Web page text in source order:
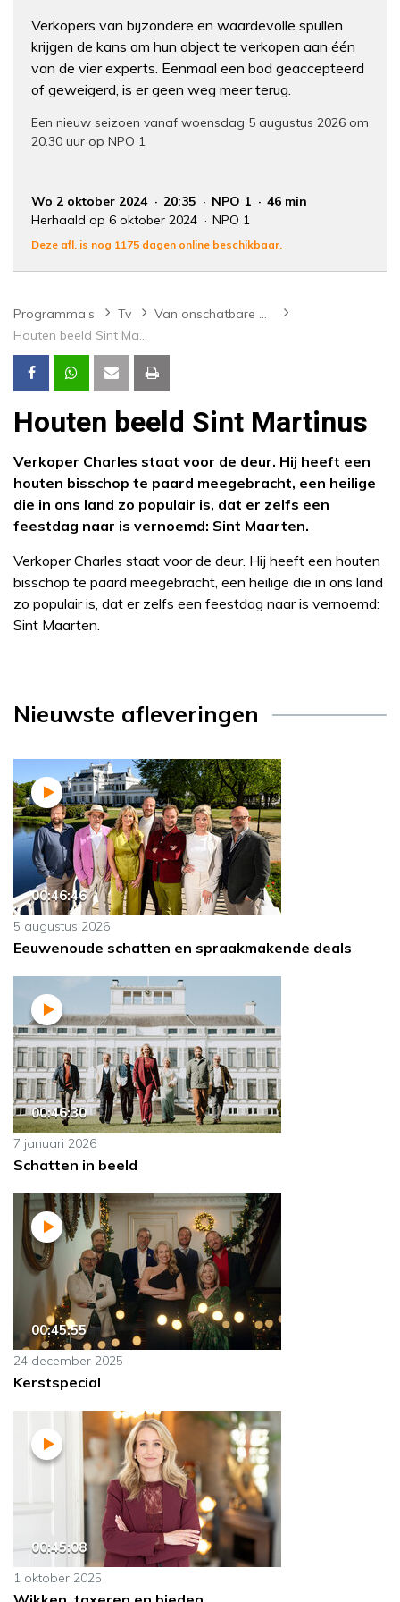
Verkopers van bijzondere en waardevolle spullen
krijgen de kans om hun object te verkopen aan één
van de vier experts. Eenmaal een bod geaccepteerd
of geweigerd, is er geen weg meer terug.
Een nieuw seizoen vanaf woensdag 5 augustus 2026 om
20.30 uur op NPO 1
Wo 2 oktober 2024 20:35 NPO 1
46 min
Herhaald op 6 oktober 2024
NPO 1
Deze afl. is nog 1175 dagen online beschikbaar.
Programma’s Tv
Van onschatbare waarde
Houten beeld Sint Martinus
Houten beeld Sint Martinus
Verkoper Charles staat voor de deur. Hij heeft een
houten bisschop te paard meegebracht, een heilige
die in ons land zo populair is, dat er zelfs een
feestdag naar is vernoemd: Sint Maarten.
Verkoper Charles staat voor de deur. Hij heeft een houten
bisschop te paard meegebracht, een heilige die in ons land
zo populair is, dat er zelfs een feestdag naar is vernoemd:
Sint Maarten.
Nieuwste afleveringen
00:46:46
5 augustus 2026
Eeuwenoude schatten en spraakmakende deals
00:46:30
7 januari 2026
Schatten in beeld
00:45:55
24 december 2025
Kerstspecial
00:45:08
1 oktober 2025